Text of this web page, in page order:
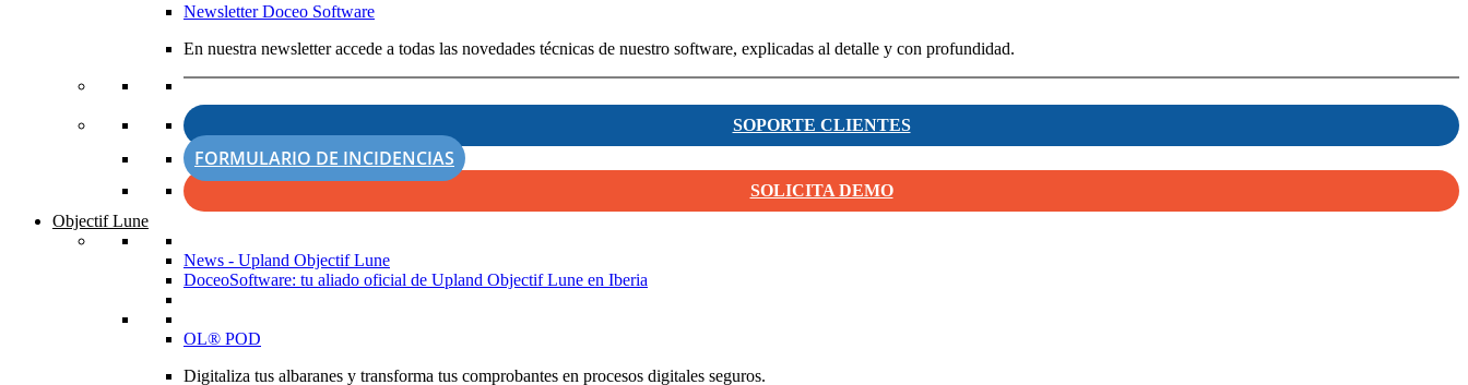
Newsletter Doceo Software
En nuestra newsletter accede a todas las novedades técnicas de nuestro software, explicadas al detalle y con profundidad.
SOPORTE CLIENTES
FORMULARIO DE INCIDENCIAS
SOLICITA DEMO
Objectif Lune
News - Upland Objectif Lune
DoceoSoftware: tu aliado oficial de Upland Objectif Lune en Iberia
OL® POD
Digitaliza tus albaranes y transforma tus comprobantes en procesos digitales seguros.